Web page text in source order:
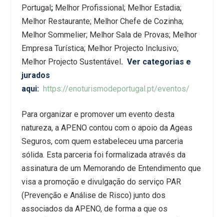
Portugal ; Melhor Profissional; Melhor Estadia;
Melhor Restaurante; Melhor Chefe de Cozinha;
Melhor Sommelier; Melhor Sala de Provas; Melhor
Empresa Turística; Melhor Projecto Inclusivo;
Melhor Projecto Sustentável . Ver categorias e
jurados
aqui: https://enoturismodeportugal.pt/eventos/
Para organizar e promover um evento desta
natureza, a APENO contou com o apoio da Ageas
Seguros, com quem estabeleceu uma parceria
sólida. Esta parceria foi formalizada através da
assinatura de um Memorando de Entendimento que
visa a promoção e divulgação do serviço PAR
(Prevenção e Análise de Risco) junto dos
associados da APENO, de forma a que os